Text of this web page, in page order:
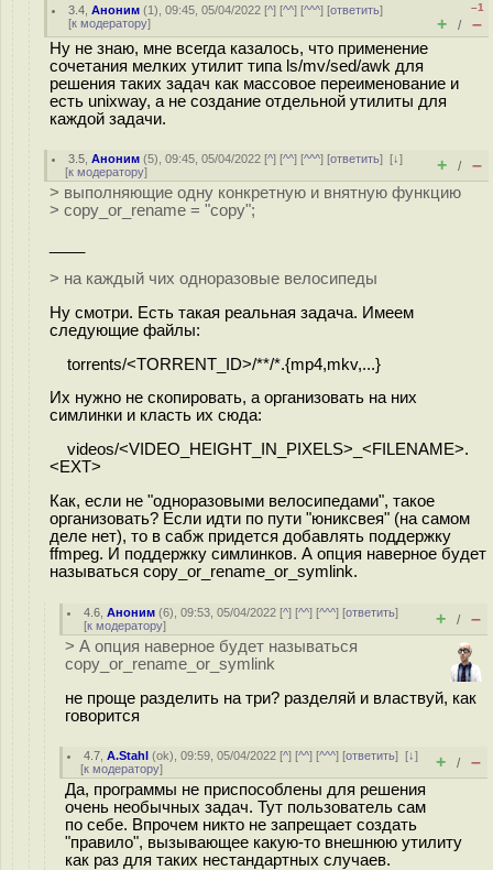
3.4 ,Аноним (1), 09:45, 05/04/2022 [^] [^^] [^^^] [ответить]
[к модератору]
–1
+ / –
Ну не знаю, мне всегда казалось, что применение
сочетания мелких утилит типа ls/mv/sed/awk для
решения таких задач как массовое переименование и
есть unixway, а не создание отдельной утилиты для
каждой задачи.
3.5 ,Аноним (5), 09:45, 05/04/2022 [^] [^^] [^^^] [ответить][↓]
[к модератору] + / –
> выполняющие одну конкретную и внятную функцию
> copy_or_rename = "copy";
> на каждый чих одноразовые велосипеды
Ну смотри. Есть такая реальная задача. Имеем
следующие файлы:
torrents/<TORRENT_ID>/**/*.{mp4,mkv,...}
Их нужно не скопировать, а организовать на них
симлинки и класть их сюда:
videos/<VIDEO_HEIGHT_IN_PIXELS>_<FILENAME>.
<EXT>
Как, если не "одноразовыми велосипедами", такое
организовать? Если идти по пути "юниксвея" (на самом
деле нет), то в сабж придется добавлять поддержку
ffmpeg. И поддержку симлинков. А опция наверное будет
называться copy_or_rename_or_symlink.
4.6 ,Аноним (6), 09:53, 05/04/2022 [^] [^^] [^^^] [ответить]
[к модератору] + / –
> А опция наверное будет называться
copy_or_rename_or_symlink
не проще разделить на три? разделяй и властвуй, как
говорится
4.7 ,A.Stahl (ok), 09:59, 05/04/2022 [^] [^^] [^^^] [ответить][↓]
[к модератору] + / –
Да, программы не приспособлены для решения
очень необычных задач. Тут пользователь сам
по себе. Впрочем никто не запрещает создать
"правило", вызывающее какую-то внешнюю утилиту
как раз для таких нестандартных случаев.